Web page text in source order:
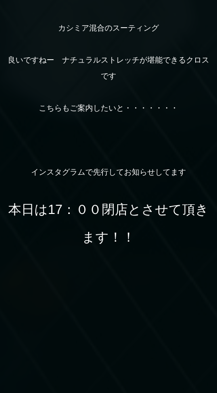
カシミア混合のスーティング
良いですねー ナチュラルストレッチが堪能できるクロス
です
こちらもご案内したいと・・・・・・・
インスタグラムで先行してお知らせしてます
本日は17：００閉店とさせて頂き
ます！！